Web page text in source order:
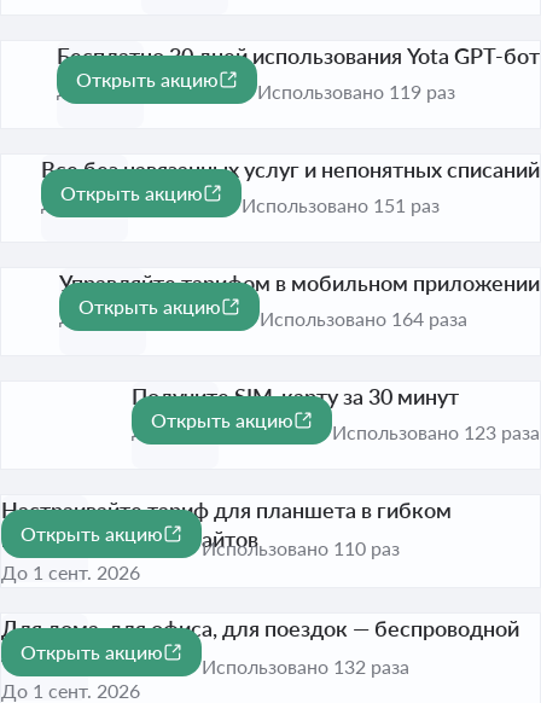
Бесплатно 30 дней использования Yota GPT-бот
До 1 сент. 2026
Открыть акцию
Использовано 119 раз
Все без навязанных услуг и непонятных списаний
До 1 сент. 2026
Открыть акцию
Использовано 151 раз
Управляйте тарифом в мобильном приложении
До 1 сент. 2026
Открыть акцию
Использовано 164 раза
Получите SIM-карту за 30 минут
До 1 сент. 2026
Открыть акцию
Использовано 123 раза
Настраивайте тариф для планшета в гибком
конструкторе гигабайтов
До 1 сент. 2026
Открыть акцию
Использовано 110 раз
Для дома, для офиса, для поездок — беспроводной
4G интернет!
До 1 сент. 2026
Открыть акцию
Использовано 132 раза